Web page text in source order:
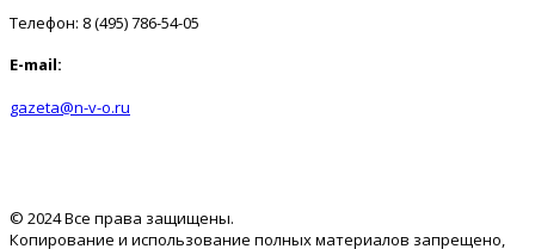
Телефон: 8 (495) 786-54-05
E-mail:
gazeta@n-v-o.ru
© 2024 Все права защищены.
Копирование и использование полных материалов запрещено,